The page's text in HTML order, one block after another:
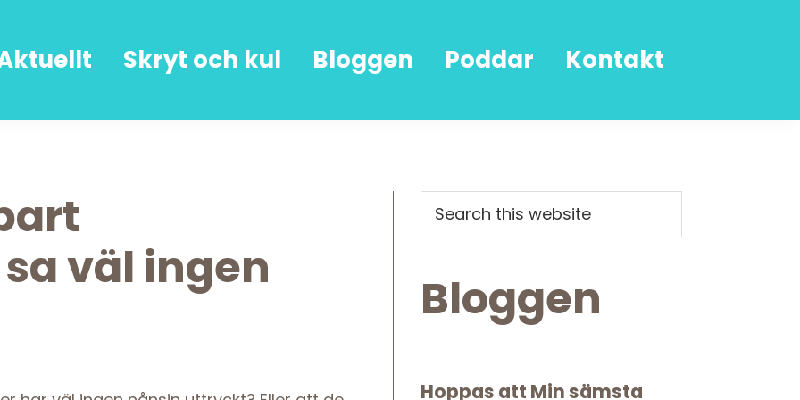
Skryt och kul Bloggen Poddar Kontakt
väl ingen
Primary
Sidebar
this
website
Bloggen
Hoppas att Min sämsta